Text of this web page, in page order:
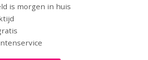
is morgen in huis